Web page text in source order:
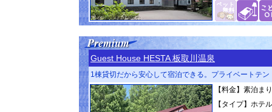
Guest House HESTA 板取川温泉
1棟貸切だから安心して宿泊できる。プライベートテ
【料金】素泊ま
【タイプ】ホテル